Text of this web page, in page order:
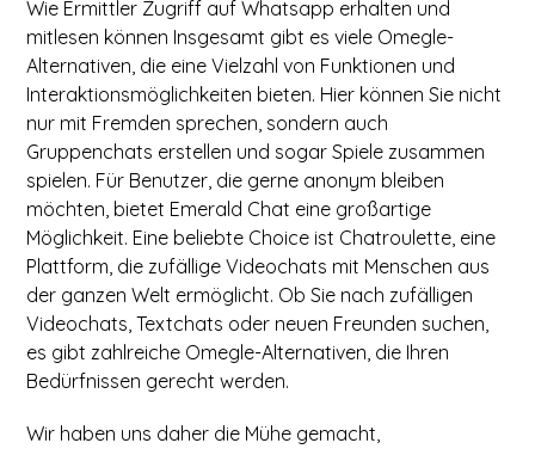
Wie Ermittler Zugriff auf Whatsapp erhalten und
mitlesen können Insgesamt gibt es viele Omegle-
Alternativen, die eine Vielzahl von Funktionen und
Interaktionsmöglichkeiten bieten. Hier können Sie nicht
nur mit Fremden sprechen, sondern auch
Gruppenchats erstellen und sogar Spiele zusammen
spielen. Für Benutzer, die gerne anonym bleiben
möchten, bietet Emerald Chat eine großartige
Möglichkeit. Eine beliebte Choice ist Chatroulette, eine
Plattform, die zufällige Videochats mit Menschen aus
der ganzen Welt ermöglicht. Ob Sie nach zufälligen
Videochats, Textchats oder neuen Freunden suchen,
es gibt zahlreiche Omegle-Alternativen, die Ihren
Bedürfnissen gerecht werden.
Wir haben uns daher die Mühe gemacht,